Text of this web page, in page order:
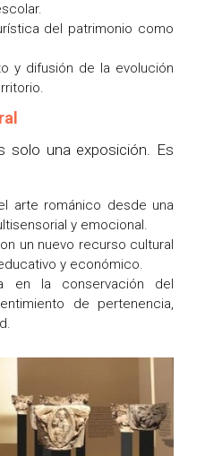
del patrimonio como
y difusión de la evolución
solo una exposición. Es
arte románico desde una
y emocional.
un nuevo recurso cultural
y económico.
en la conservación del
de pertenencia,